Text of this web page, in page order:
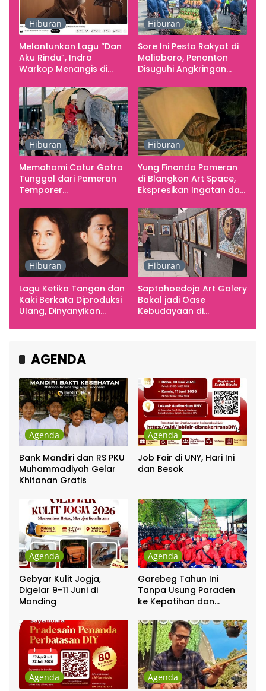
Hiburan
Melantunkan Lagu “Dan
Aku Rindu”, Indro
Warkop Menangis di
Hiburan
Sore Ini Pesta Rakyat di
Malioboro, Penonton
Disuguhi Angkringan
Hiburan
Memahami Catur Gotro
Tunggal dari Pameran
Temporer
Hiburan
Yung Finando Pameran
di Blangkon Art Space,
Ekspresikan Ingatan dan
Hiburan
Lagu Ketika Tangan dan
Kaki Berkata Diproduksi
Ulang, Dinyanyikan
Chrisye
Hiburan
Saptohoedojo Art Galery
Bakal jadi Oase
Kebudayaan di
AGENDA
Agenda
Bank Mandiri dan RS PKU
Muhammadiyah Gelar
Khitanan Gratis
Agenda
Job Fair di UNY, Hari Ini
dan Besok
Agenda
Gebyar Kulit Jogja,
Digelar 9-11 Juni di
Manding
Agenda
Garebeg Tahun Ini
Tanpa Usung Paraden
ke Kepatihan dan
Agenda Agenda